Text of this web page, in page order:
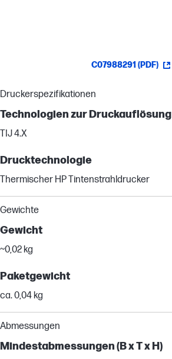
C07988291 (PDF)
Druckerspezifikationen
Technologien zur Druckauflösung
TIJ 4.X
Drucktechnologie
Thermischer HP Tintenstrahldrucker
Gewichte
Gewicht
~0,02 kg
Paketgewicht
ca. 0,04 kg
Abmessungen
Mindestabmessungen (B x T x H)